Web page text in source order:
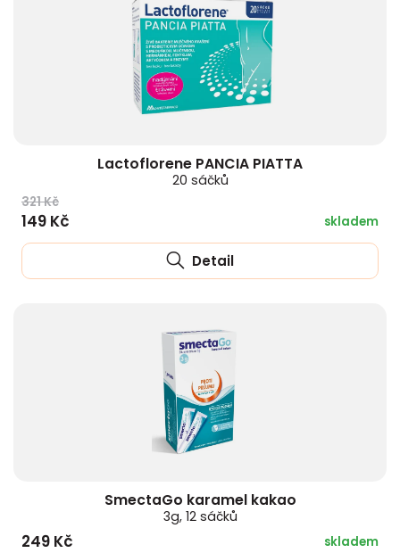
Lactoflorene PANCIA PIATTA
20 sáčků
321 Kč
149 Kč skladem
Detail
SmectaGo karamel kakao
3g, 12 sáčků
249 Kč skladem